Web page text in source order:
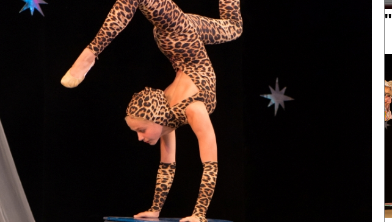
ОТЧЕТЫ ГКЦ "ДВОРЕЦ РЕСПУБЛИКИ"
Республиканского фестиваля
коллективов "Созвездие
цирка"
фестиваля:
эстрадно-цирковой коллектив «Ровесник» Дом культуры с.
г. Бендеры , руководитель Рогожинер Светлана Георгиевна
цирковой клоунский коллектив «Шари-вари» МУ «Культурно-
центр «Шелковик» г.Бендеры, руководители Отличные работники
Приднестровской Молдавской Республики Алёна Александровна и
Райлян;